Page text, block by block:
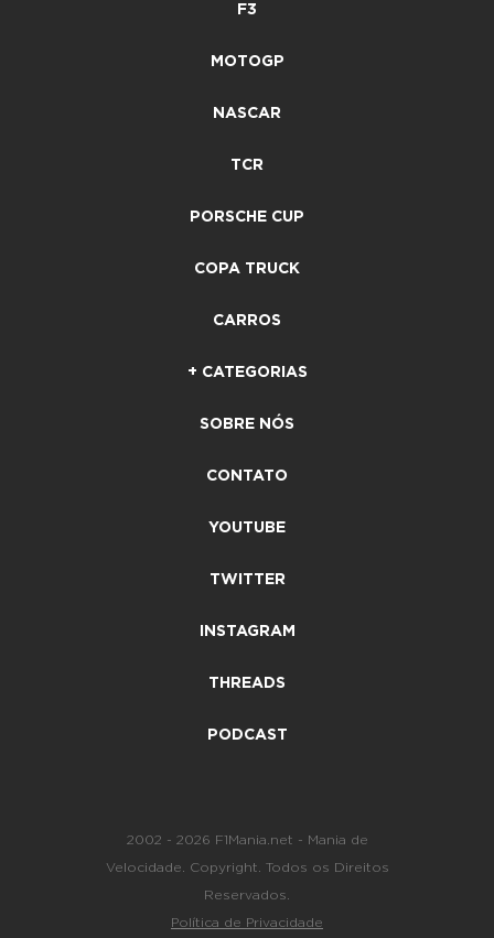
F3
MOTOGP
NASCAR
TCR
PORSCHE CUP
COPA TRUCK
CARROS
+ CATEGORIAS
SOBRE NÓS
CONTATO
YOUTUBE
TWITTER
INSTAGRAM
THREADS
PODCAST
2002 - 2026 F1Mania.net - Mania de
Velocidade. Copyright. Todos os Direitos
Reservados.
Política de Privacidade